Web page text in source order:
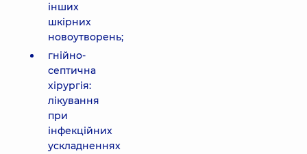
інших
шкірних
новоутворень;
гнійно-
септична
хірургія:
лікування
при
інфекційних
ускладненнях